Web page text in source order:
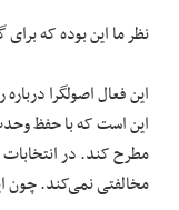
نظر ما این بوده که
این است که با حفظ
مطرح کند. در
مخالفتی نمی‌کند. چون